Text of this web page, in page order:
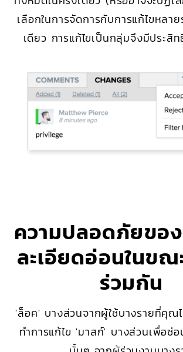
เลือกในการจัดการกับการแก้ไขหลา
เดียว การแก้ไขเป็นกลุ่มจึงมีประสิ
ความปลอดภัยขอ
ละเอียดอ่อนในขณ
ร่วมกัน
'ล็อค' บางส่วนจากผู้ใช้บางรายที่คุณไ
ทำการแก้ไข 'มาสก์' บางส่วนเพื่อซ่